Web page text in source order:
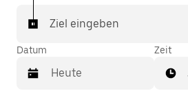
In einigen Städten der Schweiz
Uber App gezielt ein Taxi
sein möchtest, dass dir ein Taxi
zugewiesen wird.
Ziel eingeben
Datum Zeit